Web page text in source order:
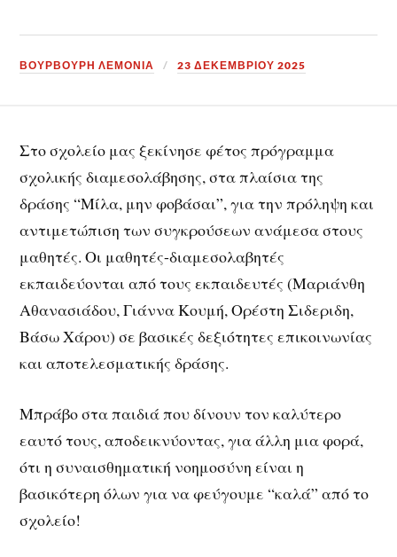
ΒΟΥΡΒΟΥΡΗ ΛΕΜΟΝΙΑ 23 ΔΕΚΕΜΒΡΊΟΥ 2025
Στο σχολείο μας ξεκίνησε φέτος πρόγραμμα
σχολικής διαμεσολάβησης, στα πλαίσια της
δράσης “Μίλα, μην φοβάσαι”, για την πρόληψη και
αντιμετώπιση των συγκρούσεων ανάμεσα στους
μαθητές. Οι μαθητές-διαμεσολαβητές
εκπαιδεύονται από τους εκπαιδευτές (Μαριάνθη
Αθανασιάδου, Γιάννα Κουμή, Ορέστη Σιδεριδη,
Βάσω Χάρου) σε βασικές δεξιότητες επικοινωνίας
και αποτελεσματικής δράσης.
Μπράβο στα παιδιά που δίνουν τον καλύτερο
εαυτό τους, αποδεικνύοντας, για άλλη μια φορά,
ότι η συναισθηματική νοημοσύνη είναι η
βασικότερη όλων για να φεύγουμε “καλά” από το
σχολείο!